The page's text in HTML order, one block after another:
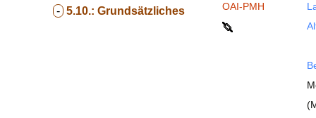
- 5.10.: Grundsätzliches OAI-PMH